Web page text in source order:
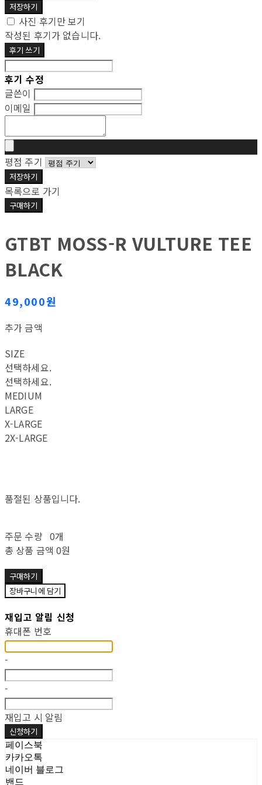
저장하기
사진 후기만 보기
작성된 후기가 없습니다.
후기 쓰기
후기 수정
글쓴이
이메일
평점 주기
저장하기
목록으로 가기
구매하기
GTBT MOSS-R VULTURE TEE
BLACK
49,000원
추가 금액
SIZE
선택하세요.
선택하세요.
MEDIUM
LARGE
X-LARGE
2X-LARGE
품절된 상품입니다.
주문 수량 0개
총 상품 금액 0원
구매하기
장바구니에 담기
재입고 알림 신청
휴대폰 번호
-
-
재입고 시 알림
신청하기
페이스북
카카오톡
네이버 블로그
밴드